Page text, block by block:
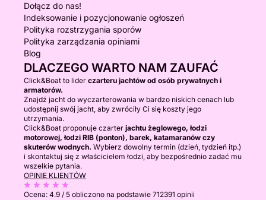
Dołącz do nas!
Indeksowanie i pozycjonowanie ogłoszeń
Polityka rozstrzygania sporów
Polityka zarządzania opiniami
Blog
DLACZEGO WARTO NAM ZAUFAĆ
Click&Boat to lider czarteru jachtów od osób prywatnych i
armatorów.
Znajdź jacht do wyczarterowania w bardzo niskich cenach lub
udostępnij swój jacht, aby zwróciły Ci się koszty jego
utrzymania.
Click&Boat proponuje czarter jachtu żeglowego, łodzi
motorowej, łodzi RIB (ponton), barek, katamaranów czy
skuterów wodnych. Wybierz dowolny termin (dzień, tydzień itp.)
i skontaktuj się z właścicielem łodzi, aby bezpośrednio zadać mu
wszelkie pytania.
OPINIE KLIENTÓW
Ocena: 4.9 / 5 obliczono na podstawie 712391 opinii